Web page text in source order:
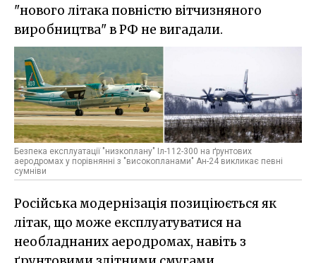
"нового літака повністю вітчизняного
виробництва" в РФ не вигадали.
Безпека експлуатації "низкоплану" Іл-112-300 на ґрунтових
аеродромах у порівнянні з "високопланами" Ан-24 викликає певні
сумніви
Російська модернізація позиціюється як
літак, що може експлуатуватися на
необладнаних аеродромах, навіть з